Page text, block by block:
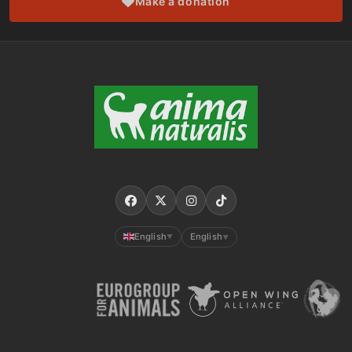
English ▼ English ▼